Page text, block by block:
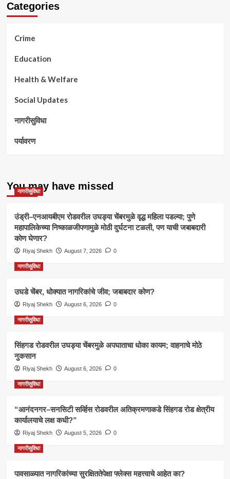
Categories
Crime
Education
Health & Welfare
Social Updates
नागरीसुविधा
पर्यावरण
You may have missed
नागरीसुविधा
उंड्री–एनआयबीएम रोडवरील उघड्या चेंबरमुळे वृद्ध महिला पडल्या; पुणे
महापालिकेच्या निष्काळजीपणामुळे मोठी दुर्घटना टळली, पण याची जबाबदारी
कोण घेणार?
Riyaj Shekh August 7, 2026 0
नागरीसुविधा
उघडे चेंबर, धोक्यात नागरिकांचे जीव; जबाबदार कोण?
Riyaj Shekh August 6, 2026 0
नागरीसुविधा
सिंहगड रोडवरील उघड्या चेंबरमुळे अपघाताचा धोका कायम; वाहनाचे मोठे
नुकसान
Riyaj Shekh August 6, 2026 0
नागरीसुविधा
“आनंदनगर–सनसिटी सर्व्हिस रोडवरील अतिक्रमणाकडे सिंहगड रोड क्षेत्रीय
कार्यालयाचे लक्ष कधी?”
Riyaj Shekh August 5, 2026 0
नागरीसुविधा
पावसाळ्यात नागरिकांच्या सुरक्षिततेपेक्षा फ्लेक्स महत्त्वाचे आहेत का?